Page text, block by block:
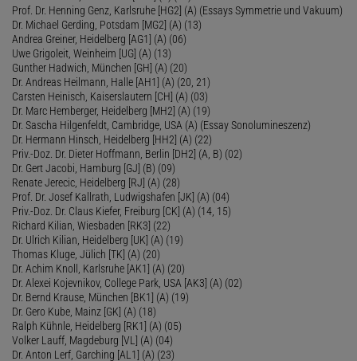
Prof. Dr. Henning Genz, Karlsruhe [HG2] (A) (Essays Symmetrie und Vakuum)
Dr. Michael Gerding, Potsdam [MG2] (A) (13)
Andrea Greiner, Heidelberg [AG1] (A) (06)
Uwe Grigoleit, Weinheim [UG] (A) (13)
Gunther Hadwich, München [GH] (A) (20)
Dr. Andreas Heilmann, Halle [AH1] (A) (20, 21)
Carsten Heinisch, Kaiserslautern [CH] (A) (03)
Dr. Marc Hemberger, Heidelberg [MH2] (A) (19)
Dr. Sascha Hilgenfeldt, Cambridge, USA (A) (Essay Sonolumineszenz)
Dr. Hermann Hinsch, Heidelberg [HH2] (A) (22)
Priv.-Doz. Dr. Dieter Hoffmann, Berlin [DH2] (A, B) (02)
Dr. Gert Jacobi, Hamburg [GJ] (B) (09)
Renate Jerecic, Heidelberg [RJ] (A) (28)
Prof. Dr. Josef Kallrath, Ludwigshafen [JK] (A) (04)
Priv.-Doz. Dr. Claus Kiefer, Freiburg [CK] (A) (14, 15)
Richard Kilian, Wiesbaden [RK3] (22)
Dr. Ulrich Kilian, Heidelberg [UK] (A) (19)
Thomas Kluge, Jülich [TK] (A) (20)
Dr. Achim Knoll, Karlsruhe [AK1] (A) (20)
Dr. Alexei Kojevnikov, College Park, USA [AK3] (A) (02)
Dr. Bernd Krause, München [BK1] (A) (19)
Dr. Gero Kube, Mainz [GK] (A) (18)
Ralph Kühnle, Heidelberg [RK1] (A) (05)
Volker Lauff, Magdeburg [VL] (A) (04)
Dr. Anton Lerf, Garching [AL1] (A) (23)